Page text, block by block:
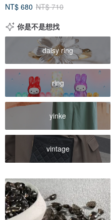
NT$ 680 NT$ 710
你是不是想找
daisy ring
ring
yinke
vintage